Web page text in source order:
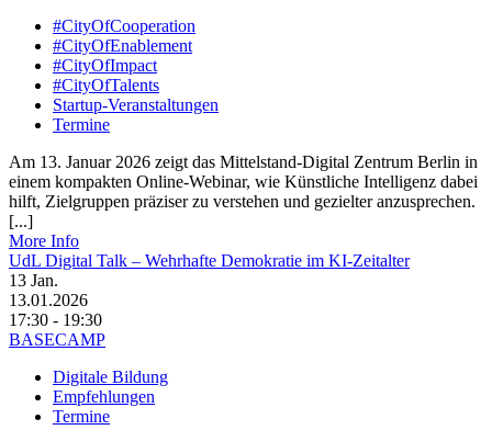
#CityOfCooperation
#CityOfEnablement
#CityOfImpact
#CityOfTalents
Startup-Veranstaltungen
Termine
Am 13. Januar 2026 zeigt das Mittelstand-Digital Zentrum Berlin in
einem kompakten Online-Webinar, wie Künstliche Intelligenz dabei
hilft, Zielgruppen präziser zu verstehen und gezielter anzusprechen.
[...]
More Info
UdL Digital Talk – Wehrhafte Demokratie im KI-Zeitalter
13 Jan.
13.01.2026
17:30 - 19:30
BASECAMP
Digitale Bildung
Empfehlungen
Termine